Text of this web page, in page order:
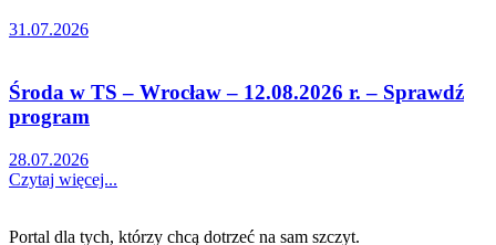
31.07.2026
Środa w TS – Wrocław – 12.08.2026 r. – Sprawdź
program
28.07.2026
Czytaj więcej...
Portal dla tych, którzy chcą dotrzeć na sam szczyt.